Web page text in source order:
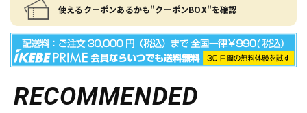
使えるクーポンあるかも"クーポンBOX"を確認
RECOMMENDED